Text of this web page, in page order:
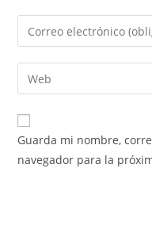
Guarda mi nombre,
navegador para la